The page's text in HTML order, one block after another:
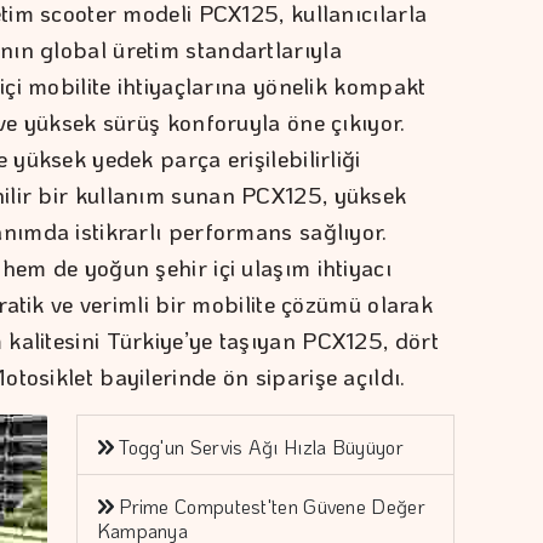
scooter modeli PCX125, kullanıcılarla
global üretim standartlarıyla
mobilite ihtiyaçlarına yönelik kompakt
yüksek sürüş konforuyla öne çıkıyor.
yüksek yedek parça erişilebilirliği
bir kullanım sunan PCX125, yüksek
istikrarlı performans sağlıyor.
de yoğun şehir içi ulaşım ihtiyacı
ve verimli bir mobilite çözümü olarak
Türkiye’ye taşıyan PCX125, dört
bayilerinde ön siparişe açıldı.
Togg'un Servis Ağı Hızla Büyüyor
Prime Computest'ten Güvene Değer
Kampanya